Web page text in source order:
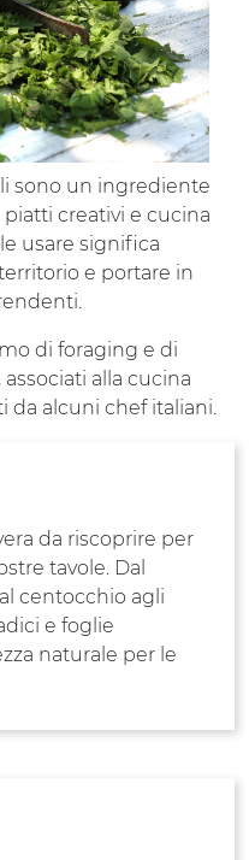
sono un ingrediente
creativi e cucina
usare significa
e portare in
di foraging e di
alla cucina
alcuni chef italiani.
da riscoprire per
tavole. Dal
centocchio agli
e foglie
naturale per le